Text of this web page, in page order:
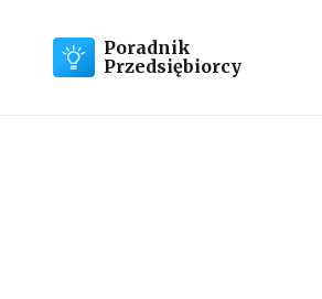
Poradnik
Przedsiębiorcy